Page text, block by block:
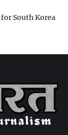
South Korea